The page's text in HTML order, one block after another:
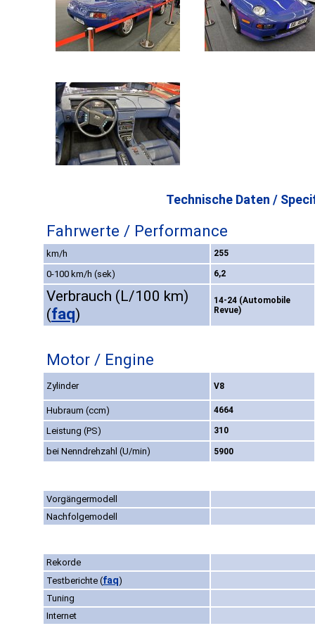
Technische Daten /
Fahrwerte / Performance
km/h 255
0-100 km/h (sek) 6,2
Verbrauch (L/100 km)
(faq)
14-24 (Automobile
Revue)
Motor / Engine
Zylinder V8
Hubraum (ccm) 4664
Leistung (PS) 310
bei Nenndrehzahl (U/min) 5900
Vorgängermodell
Nachfolgemodell
Rekorde
Testberichte (faq)
Tuning
Internet